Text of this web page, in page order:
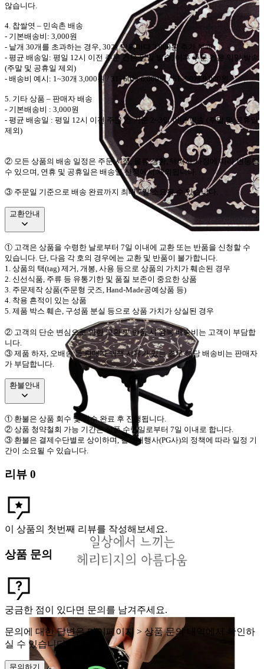
않습니다
4. 찹쌀엿 – 민속촌 배송
- 기본배송비 : 3,000원
- 낱개 30개를 초과하는 경우 , 30개 단위마다 3,000원 추가 부과
- 평균 배송일 : 평일 12시 이전 주문 건은 당일 발송 ,이후 주문 건은 익일 발송
(주말 및 공휴일 제외)
- 배송비 예시 : 1~30개 3,000원 / 31~60개6,000원/ 61~90 개9,000 원
5. 기타 상품 – 판매자 배송
- 기본배송비 : 3,000원
- 평균 배송일 : 평일 12시 이전 주문 건 기준 일 이내 발송 ( 주말 및 공휴일
제외)
② 모든 상품의 배송 일정은 주문 시점, 물류 상황 택배사 사정에 따라 변동될
수 있으며 연휴 및 공휴일은 배송일 산정에서 제외됩니다
③ 주문일 기준으로 배송 완료까지 최대 7일 소요될 수 있습니다.
교환안내
① 고객은 상품을 수령한 날로부터 7일 이내에 교환 또는 반품을 신청할 수
있습니다 단 다음 각 호의 경우에는 교환 및 반품이 불가합니다
1. 상품의 택(tag) 제거 개봉 사용 등으로 상품의 가치가 훼손된 경우
2. 신선식품 주류 등 유통기한 및 품질 보존이 중요한 상품
3. 주문제작 상품(주문형 굿즈 , Hand-Made공예상품 등)
4. 착용 흔적이 있는 상품
5. 제품 박스 훼손 구성품 분실 등으로 상품 가치가 상실된 경우
② 고객의 단순 변심으로 인한 교환 및 반품 시 왕복 배송비는 고객이 부담합
니다
③ 제품 하자 오배송 등 판매자 귀책 사유가 있는 경우 해당 배송비는 판매자
가 부담합니다
환불안내
① 환불은 상품 회수 및 검수 완료 후 진행됩니다
② 상품 청약철회 가능 기간은 상품 수령일로부터 7일 이내로 합니다
③ 환불은 결제수단별로 상이하며,결제대행사(PG사)의 정책에 따라 일정 기
간이 소요될 수 있습니다
리뷰 0
이 상품의 첫번째 리뷰를 작성해보세요.
상품 문의
궁금한 점이 있다면 문의를 남겨주세요.
문의에 대한 답변은 마이페이지 > 상품 문의 내역에서 확인하
실 수 있습니다.
문의하기